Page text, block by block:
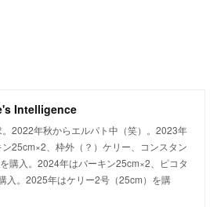
Intelligence
2022年秋からエルパト中（笑）。2023年
ン25cm×2、枠外（？）ケリー、コンスタン
購入。2024年はバーキン25cm×2、ピコタ
入。2025年はケリー2号（25cm）を購